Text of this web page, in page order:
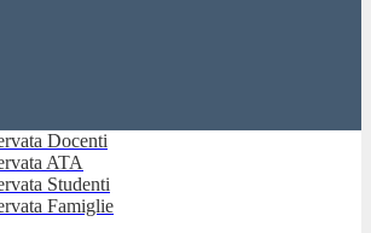
Docenti
ATA
Studenti
Famiglie